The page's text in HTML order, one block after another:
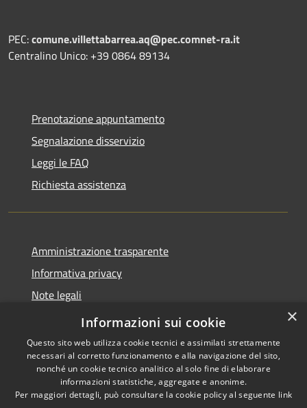
PEC:comune.villettabarrea.aq@pec.comnet-ra.it
Centralino Unico: +39 0864 89134
Prenotazione appuntamento
Segnalazione disservizio
Leggi le FAQ
Richiesta assistenza
Amministrazione trasparente
Informativa privacy
Note legali
Dichiarazione di accessibilità
Accessibilità
Copyright © 2026 • Comune di
Villetta Barrea • Powered by
×
Informazioni sui cookie
Questo sito web utilizza cookie tecnici e assimilati strettamente
necessari al corretto funzionamento e alla navigazione del sito,
nonché un cookie tecnico analitico al solo fine di elaborare
informazioni statistiche, aggregate e anonime.
Per maggiori dettagli, può consultare la cookie policy al seguente link